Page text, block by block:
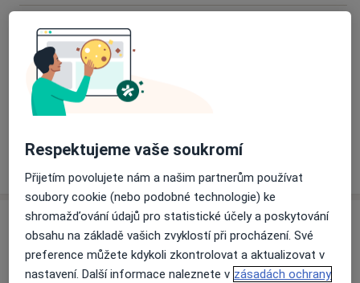
MUDr. Eva Vodičková
Fyzioterapeut, Ortoped
2 názory
Adresy (2)
Adresa 1 Adresa 2
Respektujeme vaše soukromí
Přijetím povolujete nám a našim partnerům používat
soubory cookie (nebo podobné technologie) ke
shromažďování údajů pro statistické účely a poskytování
obsahu na základě vašich zvyklostí při procházení. Své
preference můžete kdykoli zkontrolovat a aktualizovat v
nastavení. Další informace naleznete v zásadách ochrany